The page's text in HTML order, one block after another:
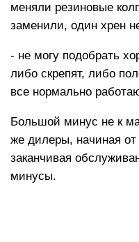
меняли резиновые
заменили, один хрен
- не могу подобрать
либо скрепят, либо
все нормально
Большой минус не к
же дилеры, начиная от
заканчивая
минусы.